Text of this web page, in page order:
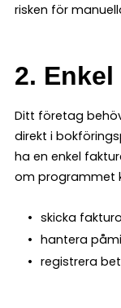
risken för
2.
Ditt företag
direkt i
ha en enkel
om programmet
skicka
hantera
registrera